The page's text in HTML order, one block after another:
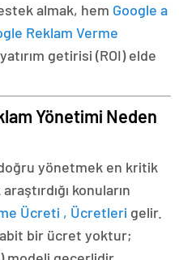
almak, hem Google a
Reklam Verme
getirisi (ROI) elde
Yönetimi Neden
yönetmek en kritik
konuların
Ücreti , Ücretleri gelir.
bir ücret yoktur;